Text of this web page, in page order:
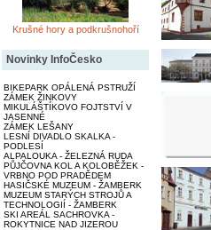
Krušné hory a podkrušnohoří
Novinky InfoČesko
BIKEPARK OPÁLENÁ PSTRUŽÍ
ZÁMEK ŽINKOVY
MIKULÁŠTÍKOVO FOJTSTVÍ V
JASENNÉ
ZÁMEK LEŠANY
LESNÍ DIVADLO SKALKA -
PODLESÍ
ALPALOUKA - ŽELEZNÁ RUDA
PŮJČOVNA KOL A KOLOBĚŽEK -
VRBNO POD PRADĚDEM
HASIČSKÉ MUZEUM - ŽAMBERK
MUZEUM STARÝCH STROJŮ A
TECHNOLOGIÍ - ŽAMBERK
SKI AREÁL SACHROVKA -
ROKYTNICE NAD JIZEROU